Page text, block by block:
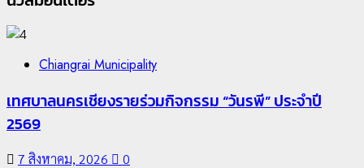
Chiangrai Municipality
เทศบาลนครเชียงรายร่วมกิจกรรม “วันรพี” ประจำปี
2569
7 สิงหาคม, 2026 0